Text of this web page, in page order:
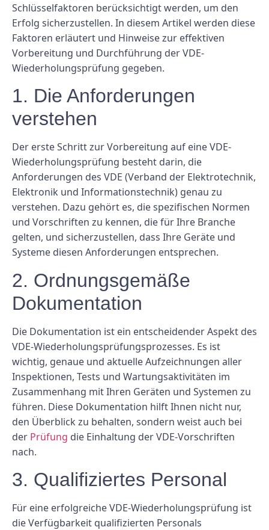
Schlüsselfaktoren berücksichtigt werden, um den
Erfolg sicherzustellen. In diesem Artikel werden diese
Faktoren erläutert und Hinweise zur effektiven
Vorbereitung und Durchführung der VDE-
Wiederholungsprüfung gegeben.
1. Die Anforderungen
verstehen
Der erste Schritt zur Vorbereitung auf eine VDE-
Wiederholungsprüfung besteht darin, die
Anforderungen des VDE (Verband der Elektrotechnik,
Elektronik und Informationstechnik) genau zu
verstehen. Dazu gehört es, die spezifischen Normen
und Vorschriften zu kennen, die für Ihre Branche
gelten, und sicherzustellen, dass Ihre Geräte und
Systeme diesen Anforderungen entsprechen.
2. Ordnungsgemäße
Dokumentation
Die Dokumentation ist ein entscheidender Aspekt des
VDE-Wiederholungsprüfungsprozesses. Es ist
wichtig, genaue und aktuelle Aufzeichnungen aller
Inspektionen, Tests und Wartungsaktivitäten im
Zusammenhang mit Ihren Geräten und Systemen zu
führen. Diese Dokumentation hilft Ihnen nicht nur,
den Überblick zu behalten, sondern weist auch bei
der Prüfung die Einhaltung der VDE-Vorschriften
nach.
3. Qualifiziertes Personal
Für eine erfolgreiche VDE-Wiederholungsprüfung ist
die Verfügbarkeit qualifizierten Personals